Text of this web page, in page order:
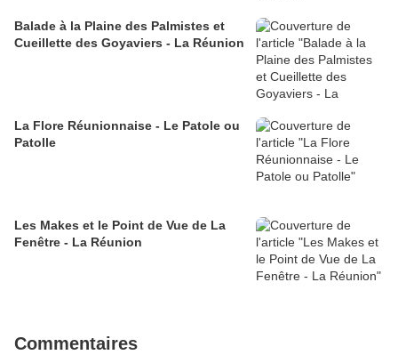
Balade à la Plaine des Palmistes et
Cueillette des Goyaviers - La Réunion
La Flore Réunionnaise - Le Patole ou
Patolle
Les Makes et le Point de Vue de La
Fenêtre - La Réunion
Commentaires